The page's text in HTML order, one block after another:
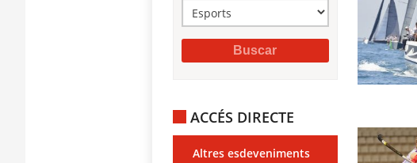
ACCÉS DIRECTE
Altres esdeveniments